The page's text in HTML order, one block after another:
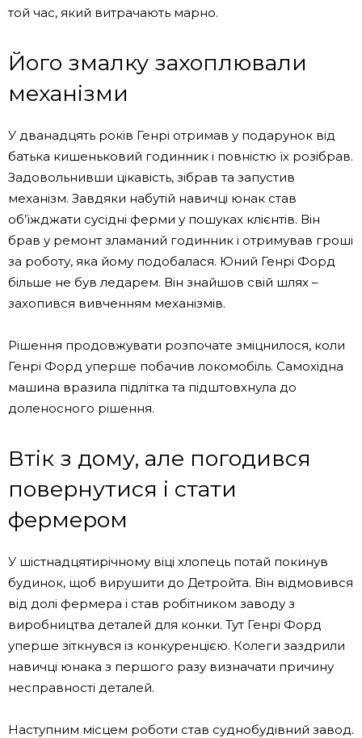
той час, який витрачають марно.
Його змалку захоплювали
механізми
У дванадцять років Генрі отримав у подарунок від
батька кишеньковий годинник і повністю їх розібрав.
Задовольнивши цікавість, зібрав та запустив
механізм. Завдяки набутій навичці юнак став
об’їжджати сусідні ферми у пошуках клієнтів. Він
брав у ремонт зламаний годинник і отримував гроші
за роботу, яка йому подобалася. Юний Генрі Форд
більше не був ледарем. Він знайшов свій шлях –
захопився вивченням механізмів.
Рішення продовжувати розпочате зміцнилося, коли
Генрі Форд уперше побачив локомобіль. Самохідна
машина вразила підлітка та підштовхнула до
доленосного рішення.
Втік з дому, але погодився
повернутися і стати
фермером
У шістнадцятирічному віці хлопець потай покинув
будинок, щоб вирушити до Детройта. Він відмовився
від долі фермера і став робітником заводу з
виробництва деталей для конки. Тут Генрі Форд
уперше зіткнувся із конкуренцією. Колеги заздрили
навичці юнака з першого разу визначати причину
несправності деталей.
Наступним місцем роботи став суднобудівний завод.